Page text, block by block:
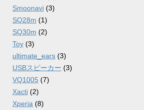
Smoonavi (3)
SQ28m (1)
SQ30m (2)
Toy (3)
ultimate_ears (3)
USBスピーカー (3)
VQ1005 (7)
Xacti (2)
Xperia (8)